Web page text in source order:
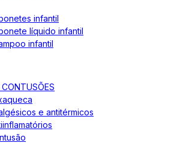
infantil
líquido infantil
infantil
CONTUSÕES
e antitérmicos